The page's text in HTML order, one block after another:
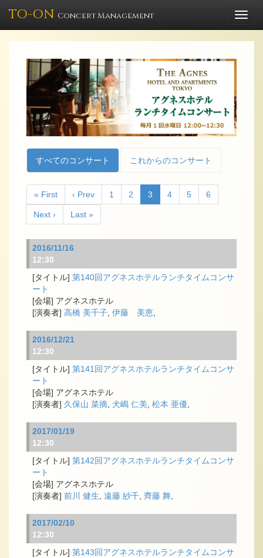
TO-ON Concert Management
すべてのコンサート これからのコンサート
« First ‹ Prev 1 2 3 4 5 6
Next › Last »
2016/11/16
12:30
第140回アグネスホテルランチタイムコンサ
ート
アグネスホテル
高橋 美千子 伊藤 美恵
2016/12/21
12:30
第141回アグネスホテルランチタイムコンサ
ート
アグネスホテル
久保山 菜摘 犬嶋 仁美 松本 亜優
2017/01/19
12:30
第142回アグネスホテルランチタイムコンサ
ート
アグネスホテル
前川 健生 遠藤 紗千 齊藤 舞
2017/02/10
12:30
第143回アグネスホテルランチタイムコンサ